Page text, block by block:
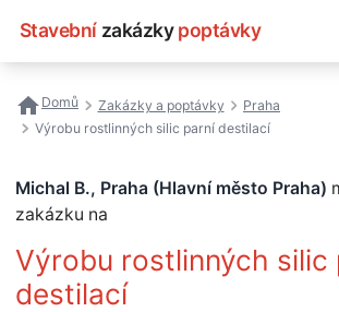
Stavební zakázky poptávky
Všechny zakázky
Nejčastější vyhledávání
Domů Zakázky a poptávky
Praha
Výrobu rostlinných silic parní destilací
Michal B., Praha (Hlavní město Praha)
zakázku na
Výrobu rostlinných silic
destilací